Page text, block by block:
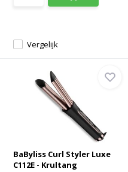
Vergelijk
BaByliss Curl Styler Luxe
C112E - Krultang